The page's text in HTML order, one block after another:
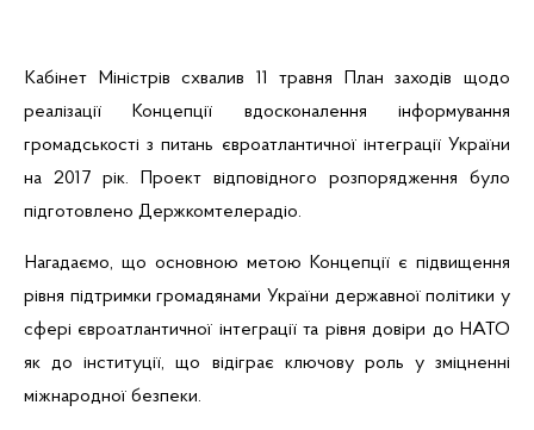
Кабінет Міністрів схвалив 11 травня
План заходів щодо
реалізації Концепції вдосконалення інформування
громадськості з питань євроатлантичної інтеграції України
на 2017 рік. Проект відповідного розпорядження було
підготовлено Держкомтелерадіо.
Нагадаємо, що основною метою Концепції є підвищення
рівня підтримки громадянами України державної політики у
сфері євроатлантичної інтеграції та рівня довіри до НАТО
як до інституції, що відіграє ключову роль у зміцненні
міжнародної безпеки.